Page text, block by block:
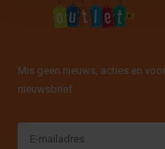
Mis geen nieuws, acties en
nieuwsbrief